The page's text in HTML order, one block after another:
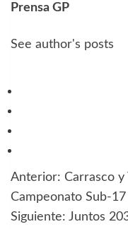
Prensa GP
See author's posts
Navegación
de
Anterior: Carrasco y
Campeonato Sub-
Siguiente: Juntos